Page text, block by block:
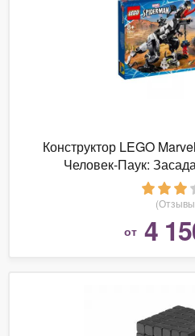
Конструктор LEGO
Человек-Паук:
от 4